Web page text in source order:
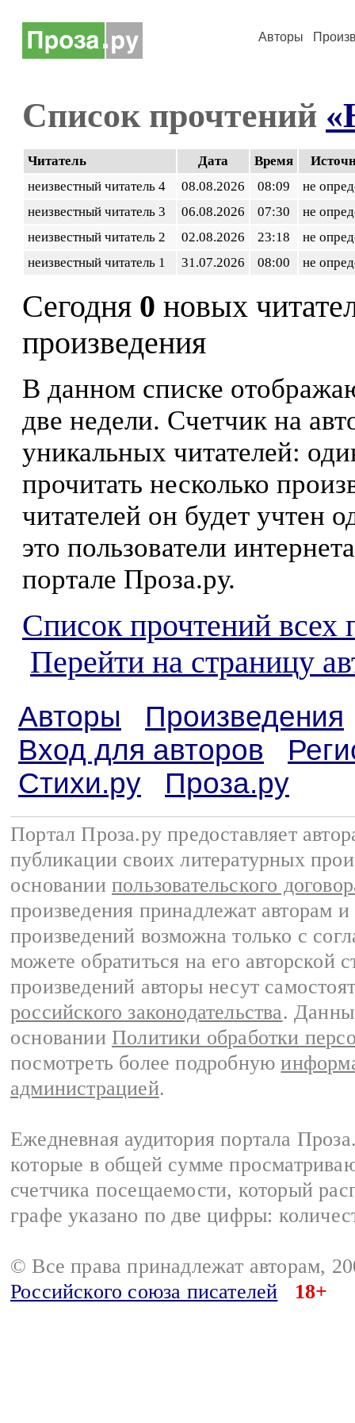
Авторы
Список прочтений
Читатель Дата Время
неизвестный читатель 4
08.08.2026 08:09
не
неизвестный читатель 3
06.08.2026 07:30
не
неизвестный читатель 2
02.08.2026 23:18
не
неизвестный читатель 1
31.07.2026 08:00 не
Сегодня 0 новых
произведения
В данном списке
две недели. Счетчик на
уникальных читателей:
прочитать несколько
читателей он будет учтен
это пользователи
портале Проза.ру.
Список прочтений всех
Перейти на страницу
Авторы
Произведения
Вход для авторов
Стихи.ру
Проза.ру
Портал Проза.ру предоставляет
публикации своих литературных
основании пользовательского
произведения принадлежат авторам
произведений возможна только с
можете обратиться на его авторской
произведений авторы несут
российского законодательства.
основании Политики обработки
посмотреть более подробную
администрацией.
Ежедневная аудитория портала
которые в общей сумме
счетчика посещаемости, который
графе указано по две цифры:
© Все права принадлежат авторам,
Российского союза писателей
18+